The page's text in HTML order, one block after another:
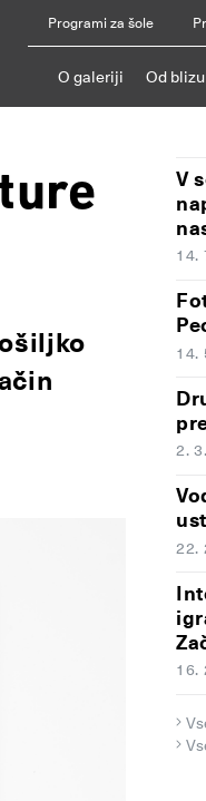
Programi za šole
O galeriji Od blizu
V
14.
14.
2.
22.
16.